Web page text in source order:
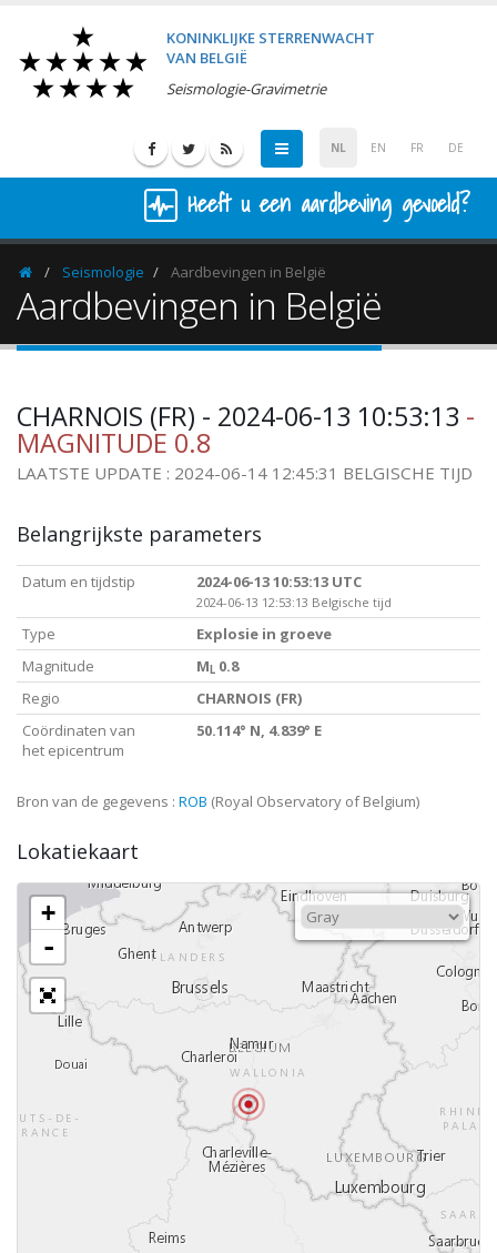
KONINKLIJKE STERRENWACHT
VAN BELGIË
Seismologie-Gravimetrie
NL EN FR DE
Heeft u een aardbeving gevoeld?
HomepageSeismologie Aardbevingen in België
Aardbevingen in België
CHARNOIS (FR) - 2024-06-13 10:53:13 -
MAGNITUDE 0.8
LAATSTE UPDATE : 2024-06-14 12:45:31 BELGISCHE TIJD
Belangrijkste parameters
Datum en tijdstip 2024-06-13 10:53:13 UTC
2024-06-13 12:53:13 Belgische tijd
Type
Explosie in groeve
Magnitude
M L 0.8
Regio
CHARNOIS (FR)
Coördinaten van
het epicentrum
50.114° N, 4.839° E
Bron van de gegevens : ROB (Royal Observatory of Belgium)
Lokatiekaart
+
-